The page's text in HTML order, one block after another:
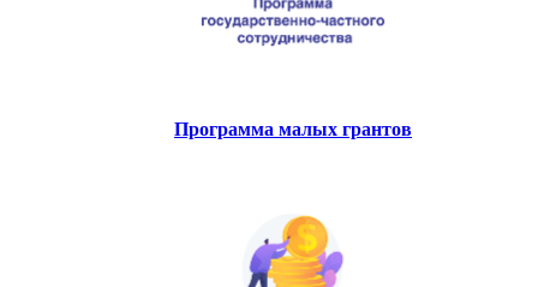
Программа малых грантов